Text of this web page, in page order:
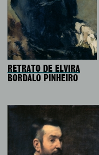
RETRATO DE ELVIRA
BORDALO PINHEIRO